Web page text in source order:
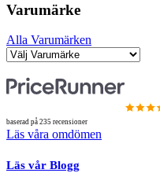
Varumärke
Alla Varumärken
baserad på 235 recensioner
Läs våra omdömen
Läs vår Blogg